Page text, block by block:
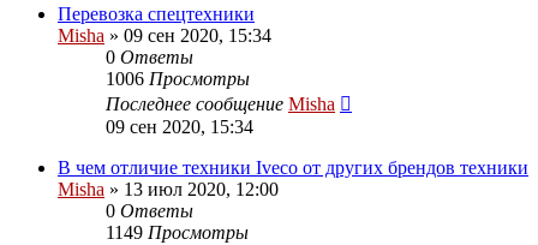
Перевозка спецтехники
Misha » 09 сен 2020, 15:34
0 Ответы
1006 Просмотры
Последнее сообщение Misha
09 сен 2020, 15:34
В чем отличие техники Iveco от других брендов техники
Misha » 13 июл 2020, 12:00
0 Ответы
1149 Просмотры